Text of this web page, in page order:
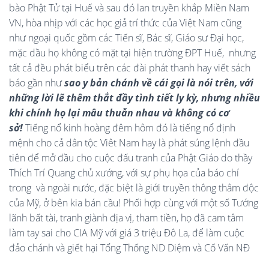
bào Phật Tử tại Huế và sau đó lan truyền khắp Miền Nam
VN, hòa nhịp với các học giả trí thức của Việt Nam cũng
như ngoại quốc gồm các Tiến sĩ, Bác sĩ, Giáo sư Đại học,
mặc dầu họ không có mặt tại hiện trường ĐPT Huế, nhưng
tất cả đều phát biểu trên các đài phát thanh hay viết sách
báo gần nhưsao y bản chánh về cái gọi là nói trên, với
những lời lẽ thêm thắt đầy tình tiết ly kỳ, nhưng nhiều
khi chính họ lại mâu thuẫn nhau và không có cơ
sở!Tiếng nổ kinh hoàng đêm hôm đó là tiếng nổ định
mệnh cho cả dân tộc Viêt Nam hay là phát súng lệnh đầu
tiên để mở đầu cho cuộc đấu tranh của Phật Giáo do thầy
Thích Trí Quang chủ xướng, với sự phụ họa của báo chí
trong và ngoài nước, đặc biệt là giới truyền thông thâm độc
của Mỹ, ở bên kia bán cầu! Phối hợp cùng với một số Tướng
lãnh bất tài, tranh giành địa vị, tham tiền, họ đã cam tâm
làm tay sai cho CIA Mỹ với giá 3 triệu Đô La, để làm cuộc
đảo chánh và giết hại Tổng Thống ND Diệm và Cố Vấn NĐ